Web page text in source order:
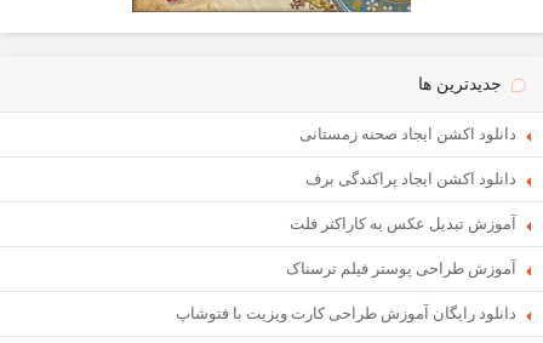
جدیدترین ها
دانلود اکشن ایجاد صحنه زمستانی
دانلود اکشن ایجاد پراکندگی برف
آموزش تبدیل عکس به کاراکتر فلت
آموزش طراحی پوستر فیلم ترسناک
دانلود رایگان آموزش طراحی کارت ویزیت با فتوشاپ